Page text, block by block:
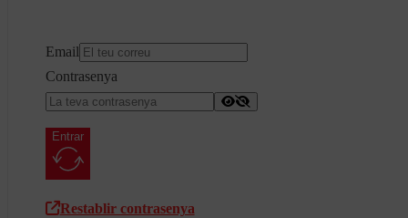
Email
Contrasenya
Entrar
Restablir contrasenya